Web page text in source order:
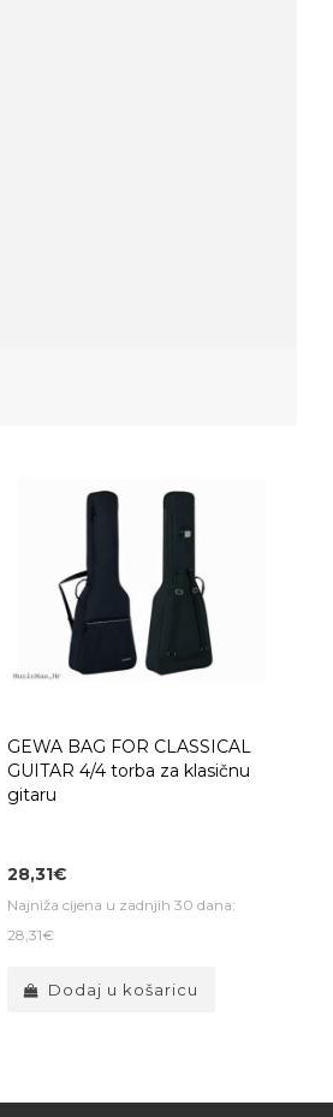
GEWA BAG FOR CLASSICAL
GUITAR 4/4 torba za klasičnu
gitaru
28,31€
Najniža cijena u zadnjih 30 dana:
28,31€
Dodaj u košaricu